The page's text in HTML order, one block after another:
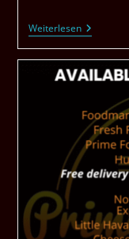
Weiterlesen
Direkte
Links
Zu
Thailand
Geliefert
Werden.